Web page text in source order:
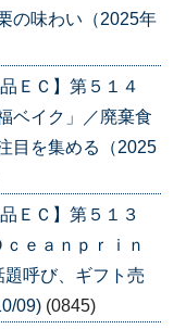
の味わい（2025年
ＥＣ】第５１４
ベイク」／廃棄食
目を集める（2025
ＥＣ】第５１３
ｅａｎｐｒｉｎ
呼び、ギフト売
09) (0845)